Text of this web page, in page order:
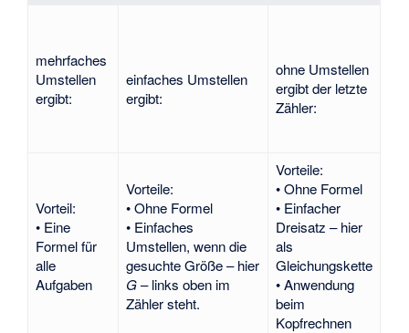
mehrfaches
Umstellen
ergibt:
einfaches Umstellen
ergibt:
ohne Umstellen
ergibt der letzte
Zähler:
Vorteil:
• Eine
Formel für
alle
Aufgaben
Vorteile:
• Ohne Formel
• Einfaches
Umstellen, wenn die
gesuchte Größe – hier
G– links oben im
Zähler steht.
Vorteile:
• Ohne Formel
• Einfacher
Dreisatz – hier
als
Gleichungskette
• Anwendung
beim
Kopfrechnen